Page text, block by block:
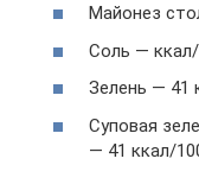
Майонез
Соль — ккал/
Зелень — 41
Суповая
— 41 ккал/